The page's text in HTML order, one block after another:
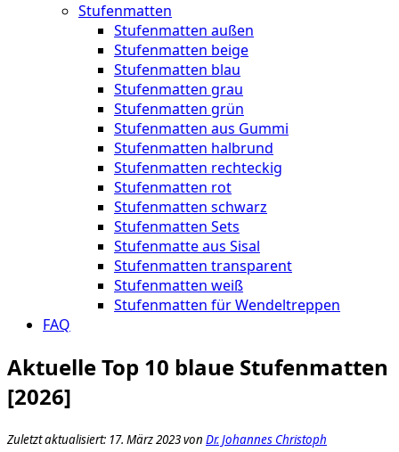
Stufenmatten
Stufenmatten außen
Stufenmatten beige
Stufenmatten blau
Stufenmatten grau
Stufenmatten grün
Stufenmatten aus Gummi
Stufenmatten halbrund
Stufenmatten rechteckig
Stufenmatten rot
Stufenmatten schwarz
Stufenmatten Sets
Stufenmatte aus Sisal
Stufenmatten transparent
Stufenmatten weiß
Stufenmatten für Wendeltreppen
FAQ
Aktuelle Top 10 blaue Stufenmatten
[2026]
Zuletzt aktualisiert: 17. März 2023 von Dr. Johannes Christoph